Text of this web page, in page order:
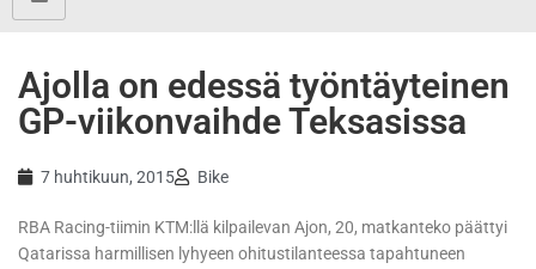
Ajolla on edessä työntäyteinen
GP-viikonvaihde Teksasissa
7 huhtikuun, 2015 Bike
RBA Racing-tiimin KTM:llä kilpailevan Ajon, 20, matkanteko päättyi
Qatarissa harmillisen lyhyeen ohitustilanteessa tapahtuneen